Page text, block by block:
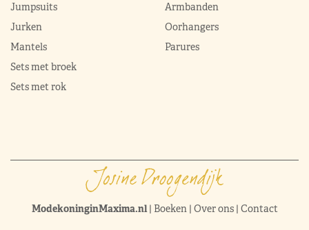
Jumpsuits
Jurken
Mantels
Sets met broek
Sets met rok
Armbanden
Oorhangers
Parures
ModekoninginMaxima.nl| Boeken| Over ons| Contact